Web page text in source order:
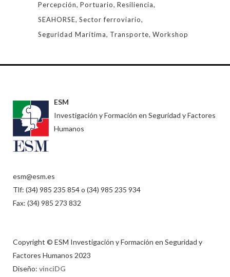
Percepción Portuario Resiliencia
SEAHORSE Sector ferroviario
Seguridad Marítima
Transporte Workshop
ESM
Investigación y Formación en Seguridad y Factores
Humanos
esm@esm.es
Tlf: (34) 985 235 854 o (34) 985 235 934
Fax: (34) 985 273 832
Copyright © ESM Investigación y Formación en Seguridad y
Factores Humanos 2023
Diseño: vinciDG